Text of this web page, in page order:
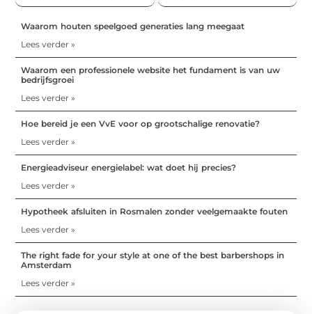
Waarom houten speelgoed generaties lang meegaat
Lees verder »
Waarom een professionele website het fundament is van uw
bedrijfsgroei
Lees verder »
Hoe bereid je een VvE voor op grootschalige renovatie?
Lees verder »
Energieadviseur energielabel: wat doet hij precies?
Lees verder »
Hypotheek afsluiten in Rosmalen zonder veelgemaakte fouten
Lees verder »
The right fade for your style at one of the best barbershops in
Amsterdam
Lees verder »